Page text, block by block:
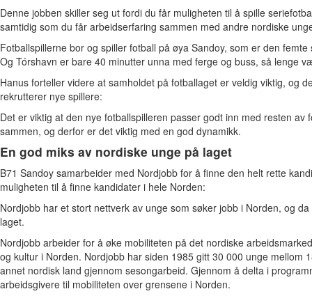
Denne jobben skiller seg ut fordi du får muligheten til å spille
samtidig som du får arbeidserfaring sammen med andre nordiske
Fotballspillerne bor og spiller fotball på øya Sandoy, som er den
Og Tórshavn er bare 40 minutter unna med ferge og buss, så lenge
Hanus forteller videre at samholdet på fotballaget er veldig viktig, og
rekrutterer nye spillere:
Det er viktig at den nye fotballspilleren passer godt inn med resten av
sammen, og derfor er det viktig med en god dynamikk.
En god miks av nordiske unge på laget
B71 Sandoy samarbeider med Nordjobb for å finne den helt rette
muligheten til å finne kandidater i hele Norden:
Nordjobb har et stort nettverk av unge som søker jobb i Norden, og
laget.
Nordjobb arbeider for å øke mobiliteten på det nordiske
og kultur i Norden. Nordjobb har siden 1985 gitt 30 000 unge mellom
annet nordisk land gjennom sesongarbeid. Gjennom å delta i
arbeidsgivere til mobiliteten over grensene i Norden.